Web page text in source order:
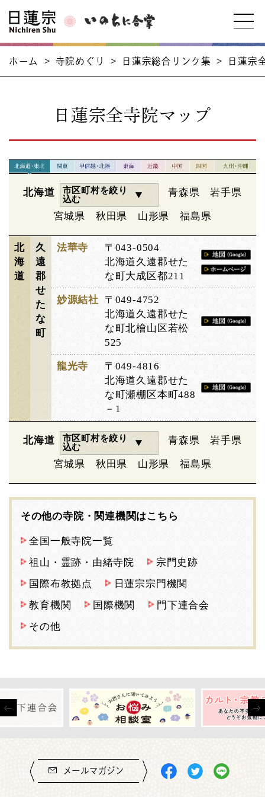
ホーム > 寺院めぐり > 日蓮宗総合リンク集 > 日蓮宗
日蓮宗全寺院マップ
北海道
市区町村を絞り
込む
青森県 岩手県
宮城県 秋田県 山形県 福島県
北
海
道
久
遠
郡
せ
た
な
町
法華寺
〒043-0504
北海道久遠郡せた
な町大成区都211
妙源結社
〒049-4752
北海道久遠郡せた
な町北檜山区若松
525
龍光寺
〒049-4816
北海道久遠郡せた
な町瀬棚区本町488
－1
北海道
市区町村を絞り
込む
青森県 岩手県
宮城県 秋田県 山形県 福島県
その他の寺院・関連機関はこちら
全国一般寺院一覧
祖山・霊跡・由緒寺院
宗門史跡
国際布教拠点
日蓮宗宗門機関
教育機関
国際機関
門下連合会
その他
メールマガジン